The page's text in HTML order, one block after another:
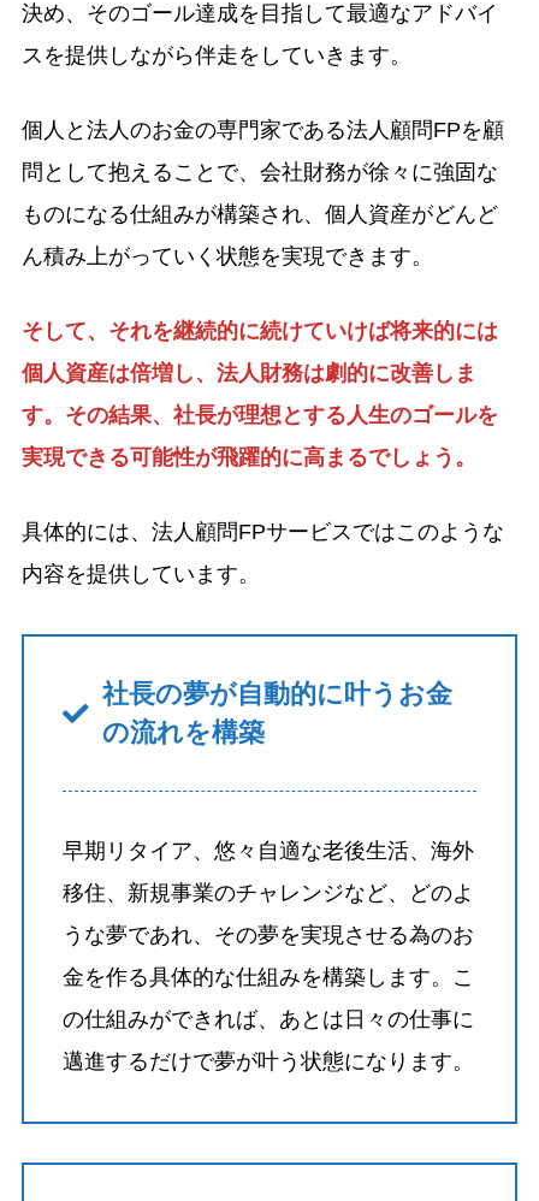
決め、そのゴール達成を目指して最適なアドバイ
スを提供しながら伴走をしていきます。
個人と法人のお金の専門家である法人顧問FPを顧
問として抱えることで、会社財務が徐々に強固な
ものになる仕組みが構築され、個人資産がどんど
ん積み上がっていく状態を実現できます。
そして、それを継続的に続けていけば将来的には
個人資産は倍増し、法人財務は劇的に改善しま
す。その結果、社長が理想とする人生のゴールを
実現できる可能性が飛躍的に高まるでしょう。
具体的には、法人顧問FPサービスではこのような
内容を提供しています。
社長の夢が自動的に叶うお金
の流れを構築
早期リタイア、悠々自適な老後生活、海外
移住、新規事業のチャレンジなど、どのよ
うな夢であれ、その夢を実現させる為のお
金を作る具体的な仕組みを構築します。こ
の仕組みができれば、あとは日々の仕事に
邁進するだけで夢が叶う状態になります。